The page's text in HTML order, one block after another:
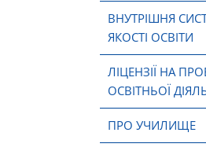
ВНУТРІШНЯ
ЯКОСТІ ОСВІТИ
ЛІЦЕНЗІЇ НА
ОСВІТНЬОЇ
ПРО УЧИЛИЩЕ